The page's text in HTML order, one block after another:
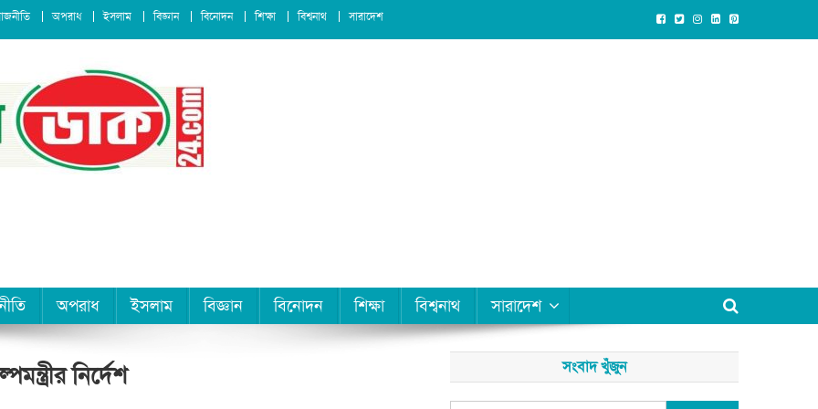
অপরাধ ইসলাম বিজ্ঞান বিনোদন শিক্ষা বিশ্বনাথ সারাদেশ
অপরাধ ইসলাম বিজ্ঞান বিনোদন শিক্ষা বিশ্বনাথ সারাদেশ
নির্দেশ সংবাদ খুঁজুন